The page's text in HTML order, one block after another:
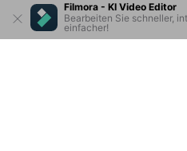
Filmora - KI Video Editor
Bearbeiten Sie schneller,
einfacher!